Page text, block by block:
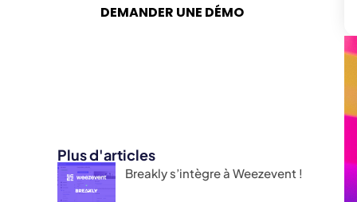
DEMANDER UNE DÉMO
Plus d'articles
Breakly s’intègre à Weezevent !